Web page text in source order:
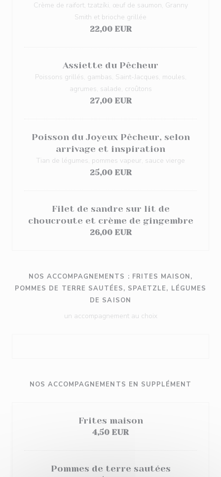
Crème de raifort, tzatzíki, œuf de saumon, Granny
Smith et brioche grillée
22,00 EUR
Assiette du Pêcheur
Poissons grillés, gambas, Saint-Jacques, moules,
agrumes, salade, croûtons
27,00 EUR
Poisson du Joyeux Pêcheur, selon
arrivage et inspiration
Tian de légumes, pommes vapeur, sauce vierge
25,00 EUR
Filet de sandre sur lit de
choucroute et crème de gingembre
26,00 EUR
NOS ACCOMPAGNEMENTS : FRITES MAISON,
POMMES DE TERRE SAUTÉES, SPAETZLE, LÉGUMES
DE SAISON
un accompagnement au choix
NOS ACCOMPAGNEMENTS EN SUPPLÉMENT
Frites maison
4,50 EUR
Pommes de terre sautées